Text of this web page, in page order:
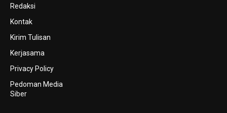
Redaksi
Kontak
Kirim Tulisan
Kerjasama
Privacy Policy
Pedoman Media
Siber